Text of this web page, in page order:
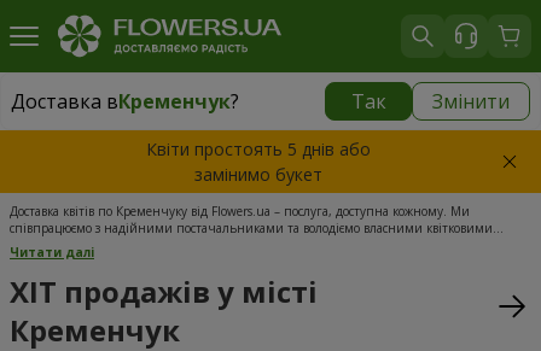
Доставка вКременчук? Так Змінити
Доставка вКременчук| безкоштовно
Квіти простоять 5 днів або
замінимо букет
Доставка квітів по Кременчуку від Flowers.ua – послуга, доступна кожному. Ми
співпрацюємо з надійними постачальниками та володіємо власними квітковими
майстернями, тому не завищуємо ціни на продукцію. Свіжість квітів забезпечується
прямими поставками з найкращих теплиць України. Наші менеджери обробляють
ваші заявки цілодобово, а кур'єрська доставка квітів у Кременчуці здійснюється у зручні
часові проміжки та в усі райони міста. Замовте квіти сьогодні, і ми вас не підведемо.
Читати далі
ХІТ продажів у місті
Кременчук